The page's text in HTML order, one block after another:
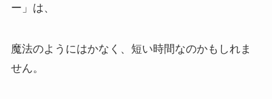
ー」は、
魔法のようにはかなく、短い時間なのかもしれま
せん。